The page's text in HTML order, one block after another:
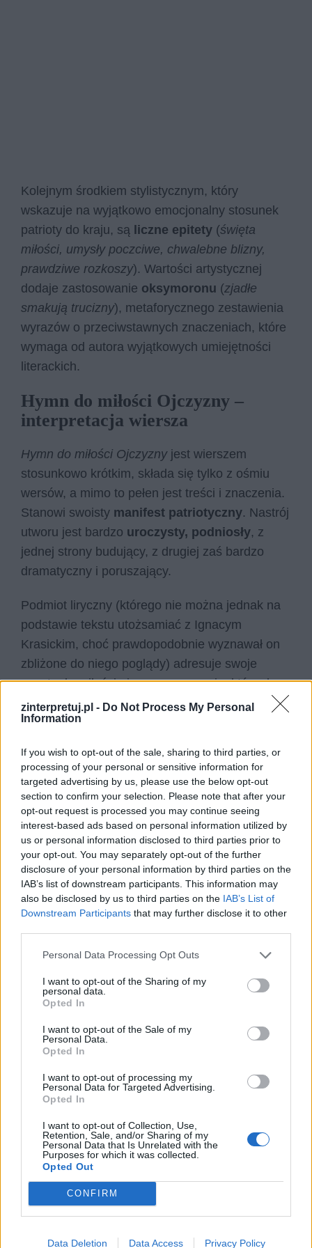
zinterpretuj.pl - Do Not Process My Personal
Information
If you wish to opt-out of the sale, sharing to third parties, or
processing of your personal or sensitive information for
targeted advertising by us, please use the below opt-out
section to confirm your selection. Please note that after your
opt-out request is processed you may continue seeing
interest-based ads based on personal information utilized by
us or personal information disclosed to third parties prior to
your opt-out. You may separately opt-out of the further
disclosure of your personal information by third parties on the
IAB’s list of downstream participants. This information may
also be disclosed by us to third parties on the IAB’s List of
Downstream Participants that may further disclose it to other
Personal Data Processing Opt Outs
I want to opt-out of the Sharing of my
personal data.
Opted In
I want to opt-out of the Sale of my
Personal Data.
Opted In
I want to opt-out of processing my
Personal Data for Targeted Advertising.
Opted In
I want to opt-out of Collection, Use,
Retention, Sale, and/or Sharing of my
Personal Data that Is Unrelated with the
Purposes for which it was collected.
Opted Out
CONFIRM
Data Deletion Data Access Privacy Policy
Kolejnym środkiem stylistycznym, który
wskazuje na wyjątkowo emocjonalny stosunek
patrioty do kraju, są liczne epitety (święta
miłości, umysły poczciwe, chwalebne blizny,
prawdziwe rozkoszy). Wartości artystycznej
dodaje zastosowanie oksymoronu (zjadłe
smakują trucizny), metaforycznego zestawienia
wyrazów o przeciwstawnych znaczeniach, które
wymaga od autora wyjątkowych umiejętności
literackich.
Hymn do miłości Ojczyzny –
interpretacja wiersza
Hymn do miłości Ojczyznyjest wierszem
stosunkowo krótkim, składa się tylko z ośmiu
wersów, a mimo to pełen jest treści i znaczenia.
Stanowi swoisty manifest patriotyczny. Nastrój
utworu jest bardzo uroczysty, podniosły, z
jednej strony budujący, z drugiej zaś bardzo
dramatyczny i poruszający.
Podmiot liryczny (którego nie można jednak na
podstawie tekstu utożsamiać z Ignacym
Krasickim, choć prawdopodobnie wyznawał on
zbliżone do niego poglądy) adresuje swoje
zwroty do miłości ojczyzny – uczucia, które dane
jest poczuć tylko nielicznym, honorowym,
cnotliwym i wiernym patriotom.
wręcz przeciwnie, akceptuje ten stan rzeczy,
przyjmuje go z godnością, dumą, a nawet z
radością, ponieważ wie, że dzieje się tak dla
wolności ukochanego kraju. Deklaruje walkę w
jej obronie do ostatniej kropli krwi, a śmierć w jej
imieniu uznaje za chwalebną, za powód do
dumy i wyraz najwyższego poświęcenia.
Wyzwolenie jej powinno być nadrzędnym celem
każdego prawego człowieka cechującego się
męstwem, niezależnie od poniesionej ceny.
Lepiej jest cierpieć biedę w niepodległej Polsce,
niż żyć w bogactwie, ale w zniewoleniu.
Podmiot liryczny idealizuje ojczyznę
ona dla niego krainą szczęśliwości bez skazy,
bezpiecznym schronieniem, które odwdzięcza
bardzo uczuciowa i poruszająca, widoczne
jest silne emocjonalne zaangażowanie.
wyznawane przez podmiot są radykalne
wymaga on od obywateli całkowitego
poświęcenia życia dla dobra ojczyzny, nie
akceptuje żadnych ustępstw. Tak postrzegany
patriotyzm będzie bardzo silnym nurtem w
romantyzmie (autor był prekursorem tej